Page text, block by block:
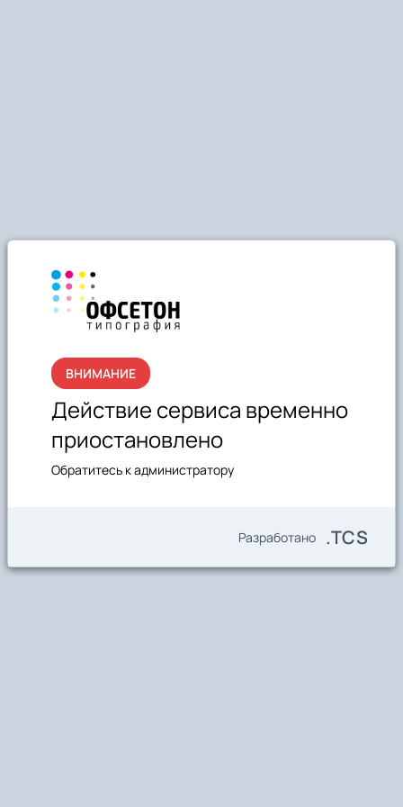
ВНИМАНИЕ
Действие сервиса временно
приостановлено
Обратитесь к администратору
Разработано .TCS